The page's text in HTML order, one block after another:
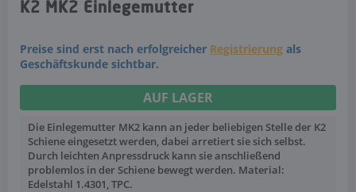
K2 MK2 Einlegemutter
Preise sind erst nach erfolgreicher Registrierung als
Geschäftskunde sichtbar.
AUF LAGER
Die Einlegemutter MK2 kann an jeder beliebigen Stelle der K2
Schiene eingesetzt werden, dabei arretiert sie sich selbst.
Durch leichten Anpressdruck kann sie anschließend
problemlos in der Schiene bewegt werden. Material:
Edelstahl 1.4301, TPC.